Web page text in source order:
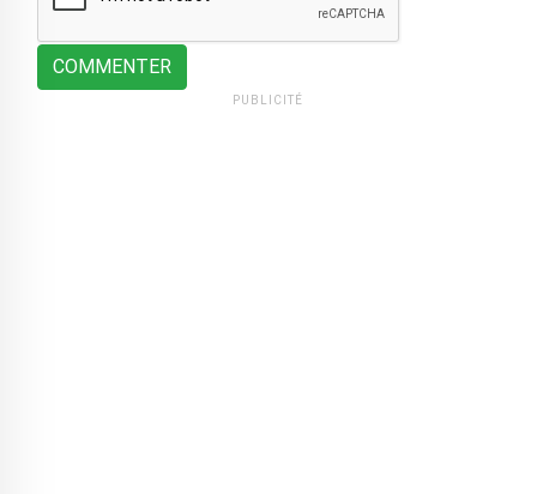
COMMENTER
PUBLICITÉ